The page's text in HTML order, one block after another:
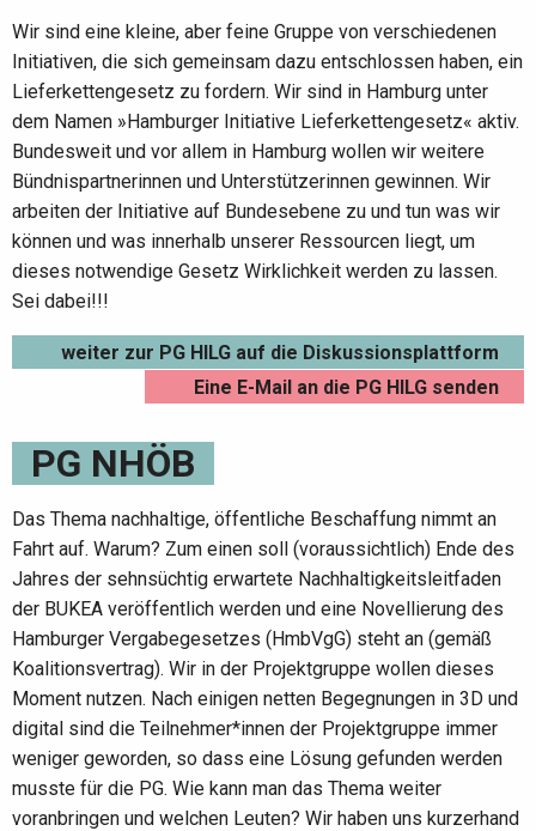
Wir sind eine kleine, aber feine Gruppe von verschiedenen
Initiativen, die sich gemeinsam dazu entschlossen haben, ein
Lieferkettengesetz zu fordern. Wir sind in Hamburg unter
dem Namen »Hamburger Initiative Lieferkettengesetz« aktiv.
Bundesweit und vor allem in Hamburg wollen wir weitere
Bündnispartnerinnen und Unterstützerinnen gewinnen. Wir
arbeiten der Initiative auf Bundesebene zu und tun was wir
können und was innerhalb unserer Ressourcen liegt, um
dieses notwendige Gesetz Wirklichkeit werden zu lassen.
Sei dabei!!!
weiter zur PG HILG auf die Diskussionsplattform
Eine E-Mail an die PG HILG senden
PG NHÖB
Das Thema nachhaltige, öffentliche Beschaffung nimmt an
Fahrt auf. Warum? Zum einen soll (voraussichtlich) Ende des
Jahres der sehnsüchtig erwartete Nachhaltigkeitsleitfaden
der BUKEA veröffentlich werden und eine Novellierung des
Hamburger Vergabegesetzes (HmbVgG) steht an (gemäß
Koalitionsvertrag). Wir in der Projektgruppe wollen dieses
Moment nutzen. Nach einigen netten Begegnungen in 3D und
digital sind die Teilnehmer*innen der Projektgruppe immer
weniger geworden, so dass eine Lösung gefunden werden
musste für die PG. Wie kann man das Thema weiter
voranbringen und welchen Leuten? Wir haben uns kurzerhand